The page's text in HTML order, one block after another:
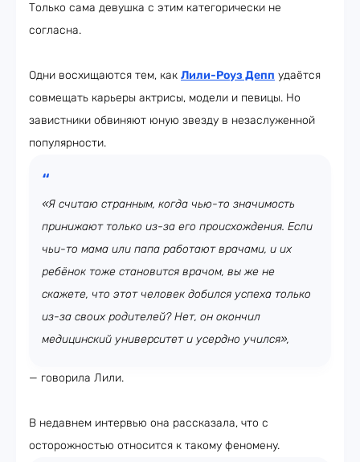
Только сама девушка с этим категорически не
согласна.
Одни восхищаются тем, как Лили-Роуз Депп удаётся
совмещать карьеры актрисы, модели и певицы. Но
завистники обвиняют юную звезду в незаслуженной
популярности.
«Я считаю странным, когда чью-то значимость
принижают только из-за его происхождения. Если
чьи-то мама или папа работают врачами, и их
ребёнок тоже становится врачом, вы же не
скажете, что этот человек добился успеха только
из-за своих родителей? Нет, он окончил
медицинский университет и усердно учился»,
— говорила Лили.
В недавнем интервью она рассказала, что с
осторожностью относится к такому феномену.